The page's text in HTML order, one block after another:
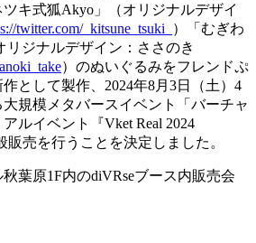
キ式狐Akyo」（オリジナルデザイ
twitter.com/_kitsune_tsuki_
）「むぎわ
リジナルデザイン：ささのき
）のぬいぐるみをフレンドぷ
として製作、2024年8月3日（土）4
規模メタバースイベント「バーチャ
ルイベント『Vket Real 2024
販売を行うことを決定しました。
葉原1F内のdiVRseブース内販売会